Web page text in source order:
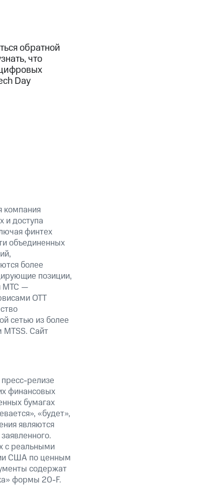
обратной
что
Day
и доступа
финтех
объединенных
более
позиции,
МТС —
OTT
сетью из более
Сайт
релизе
финансовых
бумагах
«будет»,
являются
с реальными
США по ценным
содержат
формы 20-F.